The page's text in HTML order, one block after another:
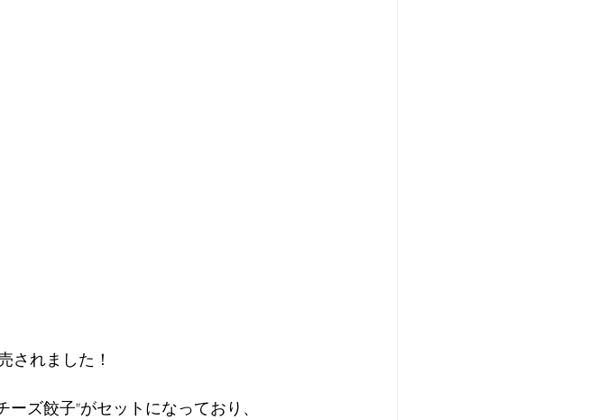
されました！
ズ餃子"がセットになっており、